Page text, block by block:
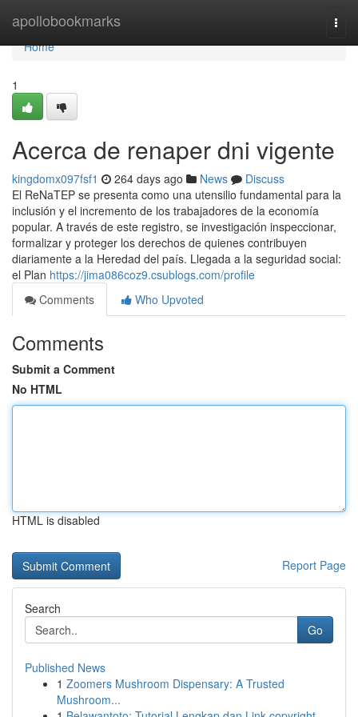
apollobookmarks
Home
Home
1
Acerca de renaper dni vigente
kingdomx097fsf1 264 days ago News
Discuss
El⁣ ReNaTEP se presenta como ‍una ⁣utensilio fundamental para la
inclusión y el incremento de los trabajadores de la economía
popular. ⁣A través de este registro,⁣ se investigación inspeccionar,
formalizar y proteger los derechos de quienes contribuyen
diariamente a la Heredad del país. Llegada a la seguridad social:
el Plan https://jima086coz9.csublogs.com/profile
Comments
Who Upvoted
Comments
Submit a Comment
No HTML
HTML is disabled
Report Page
Search
Go
Published News
1 Zoomers Mushroom Dispensary: A Trusted
Mushroom...